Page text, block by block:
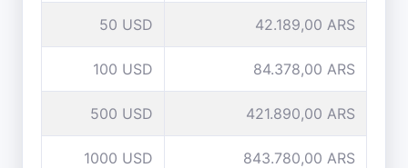
50 USD 42.189,00 ARS
100 USD 84.378,00 ARS
500 USD 421.890,00 ARS
1000 USD 843.780,00 ARS